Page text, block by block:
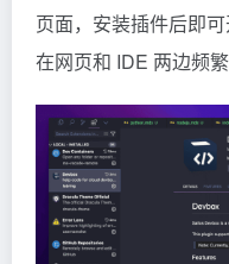
页面，安装插件后即
在网页和 IDE 两边频繁